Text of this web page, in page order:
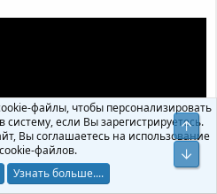
файлы, чтобы персонализировать
если Вы зарегистрируетесь.
Вы соглашаетесь на использование
файлов.
Узнать больше....